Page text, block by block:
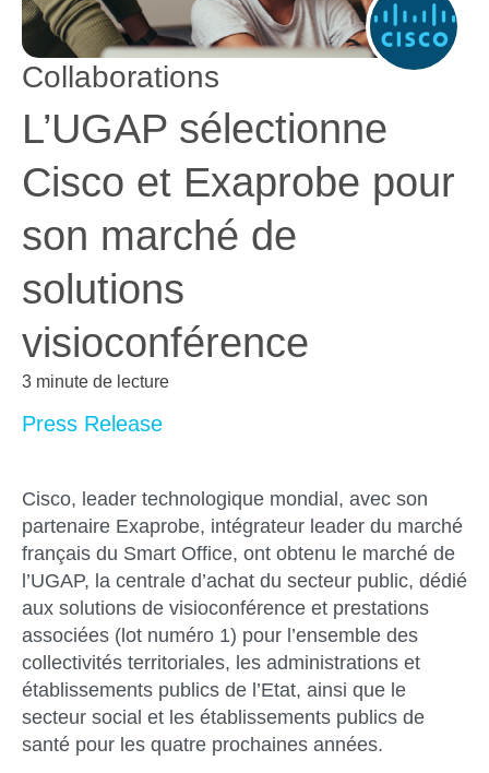
Collaborations
L’UGAP sélectionne
Cisco et Exaprobe pour
son marché de
solutions
visioconférence
3 minute de lecture
Press Release
Cisco, leader technologique mondial, avec son
partenaire Exaprobe, intégrateur leader du marché
français du Smart Office, ont obtenu le marché de
l’UGAP, la centrale d’achat du secteur public, dédié
aux solutions de visioconférence et prestations
associées (lot numéro 1) pour l’ensemble des
collectivités territoriales, les administrations et
établissements publics de l’Etat, ainsi que le
secteur social et les établissements publics de
santé pour les quatre prochaines années.